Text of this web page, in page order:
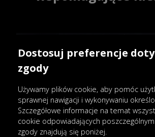
Dostosuj preferencje
zgody
Używamy plików cookie, aby pomóc
sprawnej nawigacji i wykonywaniu
Szczegółowe informacje na temat
cookie odpowiadających
zgody znajdują się poniżej.